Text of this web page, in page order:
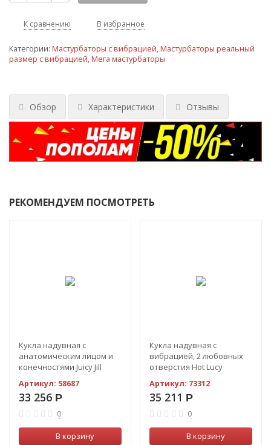
К сравнению В избранное
Категории: Мастурбаторы с вибрацией,Мастурбаторы реальный
размер с вибрацией,Мега мастурбаторы
Обзор Характеристики Отзывы
РЕКОМЕНДУЕМ ПОСМОТРЕТЬ
Кукла надувная с
анатомическим лицом и
конечностями Juicy Jill
Артикул: 58687
33 256 Р
0
В корзину
Кукла надувная с
вибрацией, 2 любовных
отверстия Hot Lucy
Артикул: 73312
35 211 Р
0
В корзину